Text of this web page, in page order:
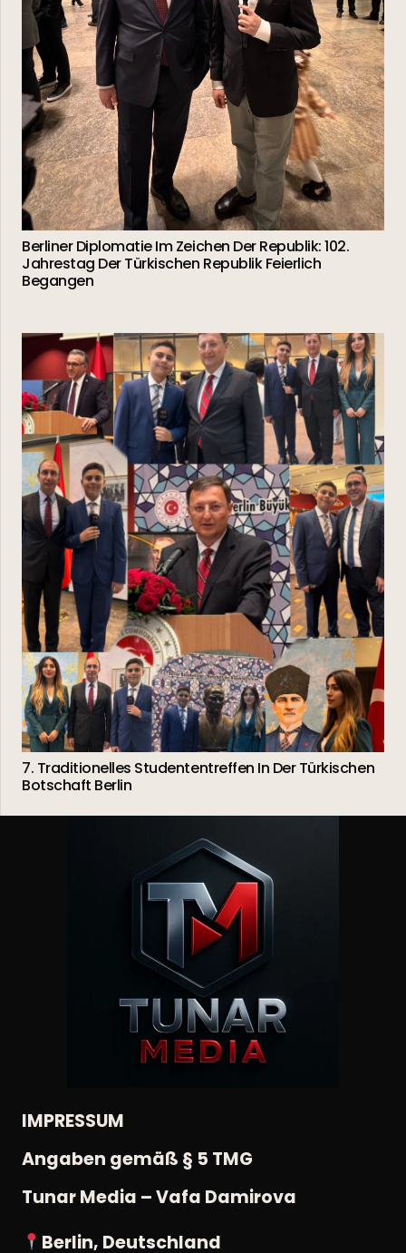
Berliner Diplomatie Im Zeichen Der Republik: 102.
Jahrestag Der Türkischen Republik Feierlich
Begangen
7. Traditionelles Studententreffen In Der Türkischen
Botschaft Berlin
IMPRESSUM
Angaben gemäß § 5 TMG
Tunar Media – Vafa Damirova
Berlin, Deutschland